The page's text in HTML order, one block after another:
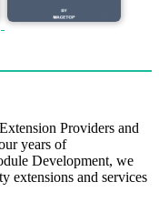
Providers and
years of
Development, we
extensions and services